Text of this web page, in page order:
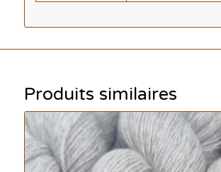
Produits similaires